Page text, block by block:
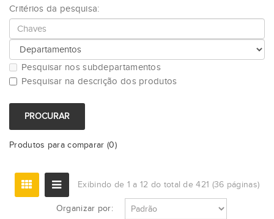
Critérios da pesquisa:
Pesquisar nos subdepartamentos
Pesquisar na descrição dos produtos
Produtos para comparar (0)
Exibindo de 1 a 12 do total de 421 (36 páginas)
Organizar por: